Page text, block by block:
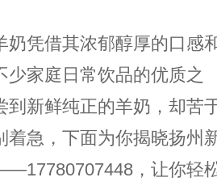
凭借其浓郁醇厚的口感
少家庭日常饮品的优质之
到新鲜纯正的羊奶，却苦
着急，下面为你揭晓扬州
，让你轻